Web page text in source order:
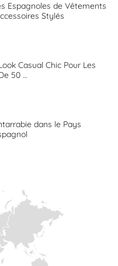
Espagnoles de Vêtements
Stylés
Casual Chic Pour Les
50 …
dans le Pays